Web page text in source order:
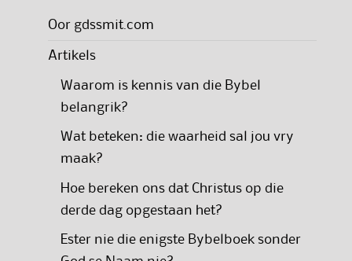
Oor gdssmit.com
Artikels
Waarom is kennis van die Bybel
belangrik?
Wat beteken: die waarheid sal jou vry
maak?
Hoe bereken ons dat Christus op die
derde dag opgestaan het?
Ester nie die enigste Bybelboek sonder